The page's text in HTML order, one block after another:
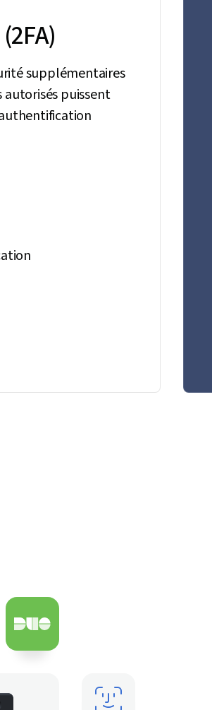
supplémentaires
autorisés puissent